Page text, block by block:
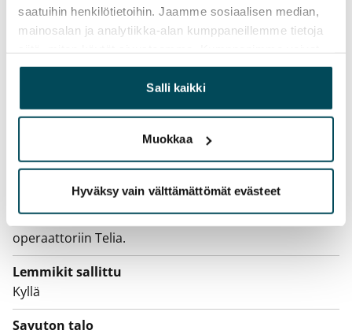
saatuihin henkilötietoihin. Jaamme sosiaalisen median,
mainosalan ja analytiikka-alan kumppaneillemme tietoja
yhdistää näitä tietoja muihin tietoihin, joita olet antanut
heille tai joita on kerätty, kun olet käyttänyt heidän
palvelujaan.
Salli kaikki
Muokkaa
Hyväksy vain välttämättömät evästeet
Kotivakuutus
Pakollinen, ei sisälly vuokraan
Vesimaksu
Sähkömaksu
Vuokralainen solmii itse sähkösopimuksen.
Laajakaista
Vuokraan sisältyy 50 M laajakaistaliittymä. Voit hankkia
lisänopeutta etuhintaan ottamalla yhteyttä
operaattoriin Telia.
Lemmikit sallittu
Kyllä
Savuton talo